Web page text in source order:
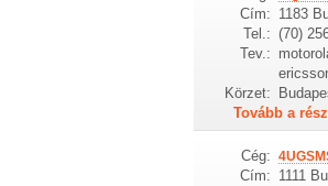
Cím: 1183
Tel.: (70)
Tev.:
Körzet:
Tovább a
Cég:
Cím: 1111